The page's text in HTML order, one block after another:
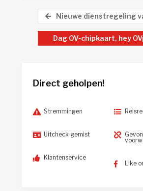
Nieuwe dienstregeling vanaf
Dag OV-chipkaart, hey
Direct geholpen!
Stremmingen
Uitcheck gemist
Klantenservice
Like